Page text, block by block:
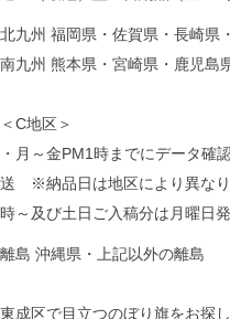
北九州 福岡県・佐賀県・長崎県
南九州 熊本県・宮崎県・鹿児
＜C地区＞
・月～金PM1時までにデータ
送 ※納品日は地区により異なり
時～及び土日ご入稿分は月曜日発
離島 沖縄県・上記以外の離島
東成区で目立つのぼり旗をお探